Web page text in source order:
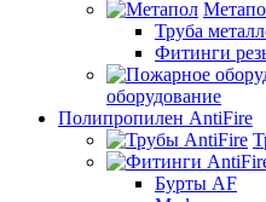
Труба
Фитинги
оборудование
Полипропилен AntiFire
Бурты AF